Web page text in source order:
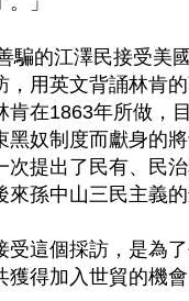
騙的江澤民接受美
，用英文背誦林肯
肯在1863年所做，
黑奴制度而獻身的
次提出了民有、民
孫中山三民主義的
受這個採訪，是為
得加入世貿的機會